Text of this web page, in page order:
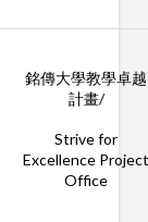
銘傳大學教學卓越
計畫/
Strive for
Excellence
Office